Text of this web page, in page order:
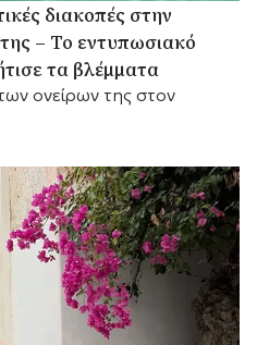
διακοπές στην
– Το εντυπωσιακό
τα βλέμματα
ονείρων της στον